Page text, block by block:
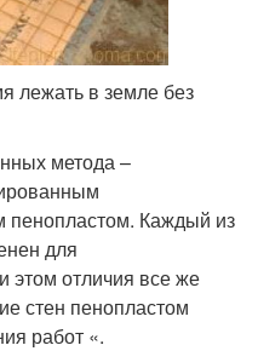
лежать в земле без
метода –
Каждый из
для
этом отличия все же
стен пенопластом
работ «.